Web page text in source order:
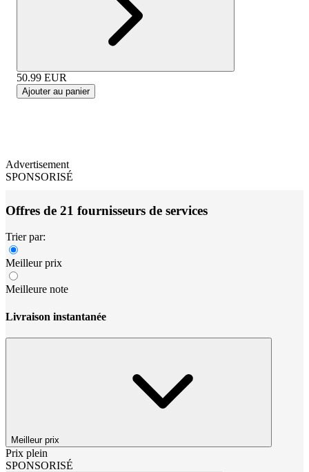
50.99 EUR
Ajouter au panier
Advertisement
SPONSORISÉ
Offres de 21 fournisseurs de services
Trier par:
Meilleur prix
Meilleure note
Livraison instantanée
Meilleur prix
Prix plein
SPONSORISÉ